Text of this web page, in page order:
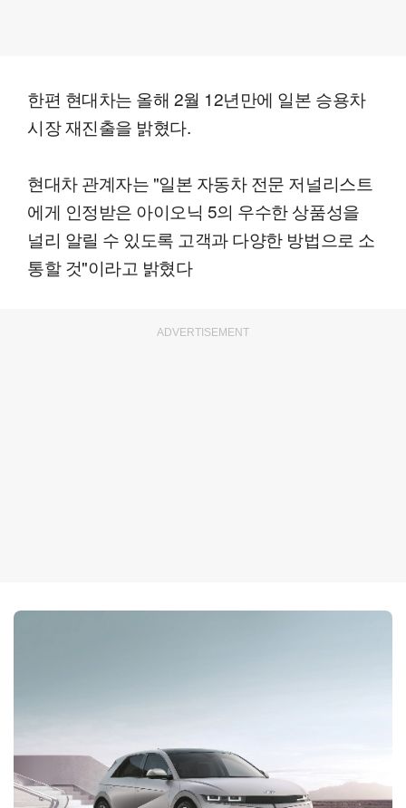
한편 현대차는 올해 2월 12년만에 일본 승용차
시장 재진출을 밝혔다.
현대차 관계자는 "일본 자동차 전문 저널리스트
에게 인정받은 아이오닉 5의 우수한 상품성을
널리 알릴 수 있도록 고객과 다양한 방법으로 소
통할 것"이라고 밝혔다
ADVERTISEMENT